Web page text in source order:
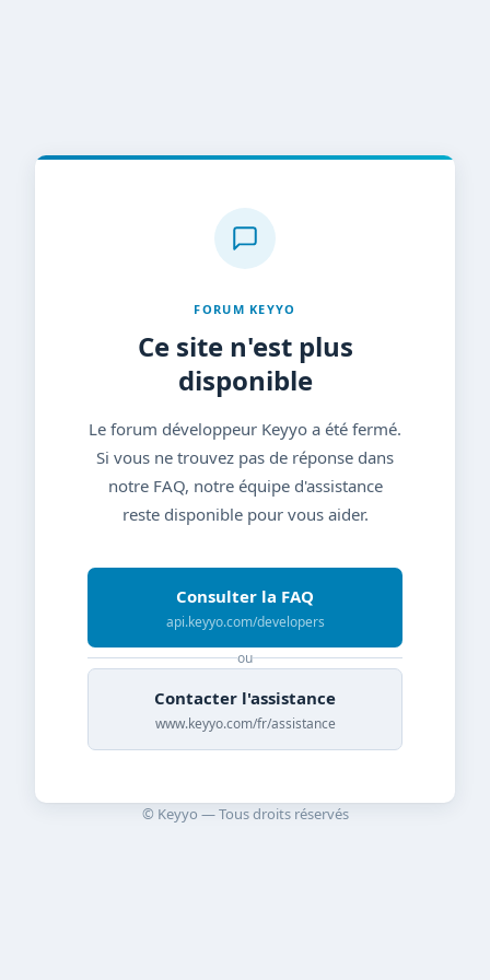
FORUM KEYYO
Ce site n'est plus
disponible
Le forum développeur Keyyo a été fermé.
Si vous ne trouvez pas de réponse dans
notre FAQ, notre équipe d'assistance
reste disponible pour vous aider.
Consulter la FAQ
api.keyyo.com/developers
ou
Contacter l'assistance
www.keyyo.com/fr/assistance
© Keyyo — Tous droits réservés